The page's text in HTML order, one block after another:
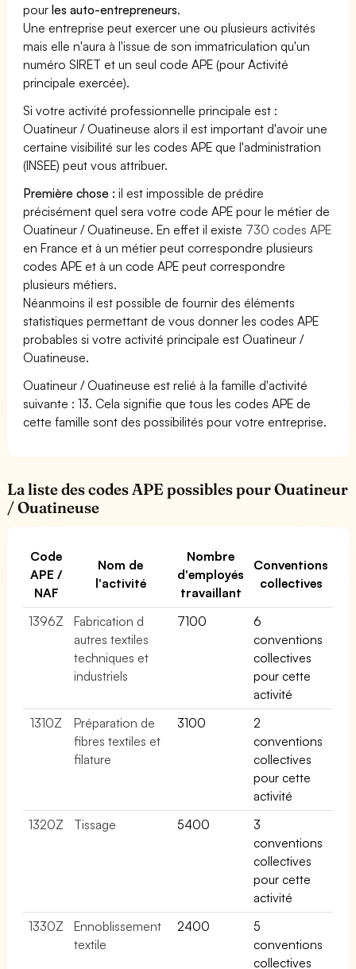
pourles auto-entrepreneurs.
Une entreprise peut exercer une ou plusieurs activités
mais elle n'aura à l'issue de son immatriculation qu'un
numéro SIRET et un seul code APE (pour Activité
principale exercée).
Si votre activité professionnelle principale est :
Ouatineur / Ouatineuse alors il est important d'avoir une
certaine visibilité sur les codes APE que l'administration
(INSEE) peut vous attribuer.
Première chose : il est impossible de prédire
précisément quel sera votre code APE pour le métier de
Ouatineur / Ouatineuse. En effet il existe 730 codes APE
en France et à un métier peut correspondre plusieurs
codes APE et à un code APE peut correspondre
plusieurs métiers.
Néanmoins il est possible de fournir des éléments
statistiques permettant de vous donner les codes APE
probables si votre activité principale est Ouatineur /
Ouatineuse.
Ouatineur / Ouatineuse est relié à la famille d'activité
suivante : 13. Cela signifie que tous les codes APE de
cette famille sont des possibilités pour votre entreprise.
La liste des codes APE possibles pour Ouatineur
/ Ouatineuse
Code
APE /
NAF
Nom de
l'activité
Nombre
d'employés
travaillant
Conventions
collectives
1396Z
Fabrication d
autres textiles
techniques et
industriels
7100
6
conventions
collectives
pour cette
activité
1310Z
Préparation de
fibres textiles et
filature
3100
2
conventions
collectives
pour cette
activité
1320Z
Tissage 5400
3
conventions
collectives
pour cette
activité
1330Z
Ennoblissement
textile
2400
5
conventions
collectives